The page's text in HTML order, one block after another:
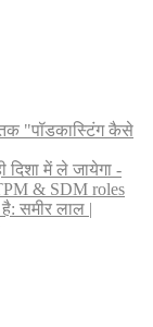
"पॉडकास्टिंग कैसे
में ले जायेगा -
& SDM roles
समीर लाल |